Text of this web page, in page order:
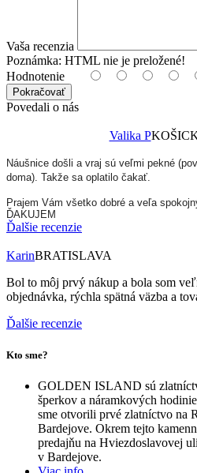
Vaša recenzia
Poznámka: HTML nie je preložené!
Hodnotenie
Pokračovať
Povedali o nás
Valika P
Náušnice došli a vraj sú veľmi pekné
doma). Takže sa oplatilo čakať.
Prajem Vám všetko dobré a veľa
ĎAKUJEM
Ďalšie recenzie
KarinBRATISLAVA
Bol to môj prvý nákup a bola som
objednávka, rýchla spätná väzba a
Ďalšie recenzie
Kto sme?
GOLDEN ISLAND sú
šperkov a náramkových
sme otvorili prvé zlatníctvo na
Bardejove. Okrem tejto
predajňu na Hviezdoslavovej
v Bardejove.